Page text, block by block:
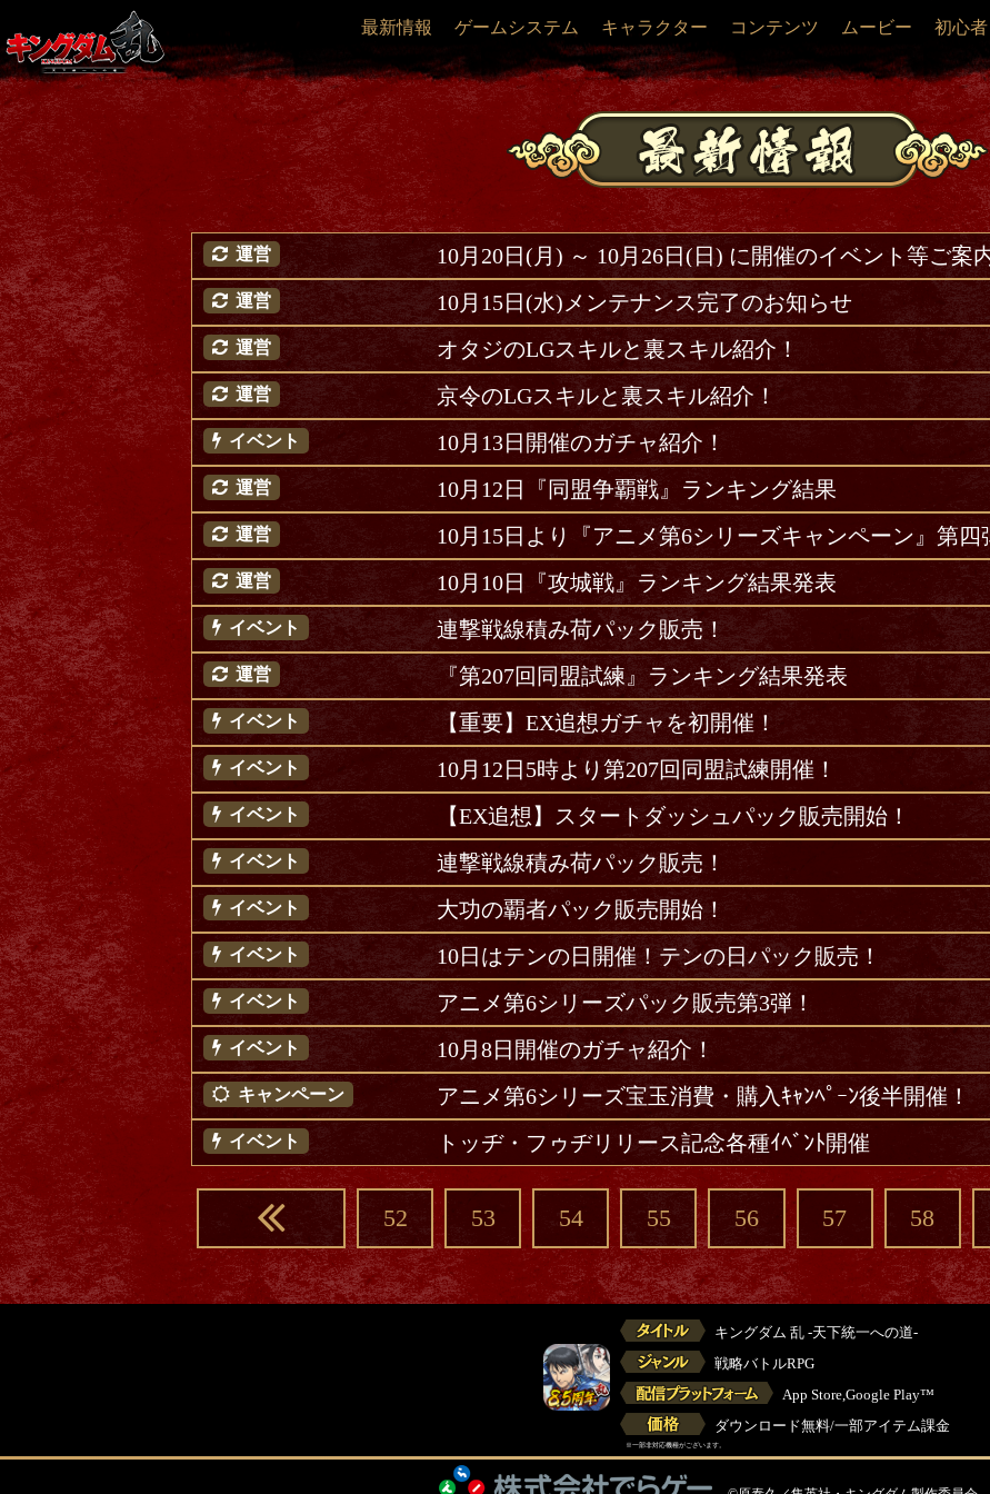
最新情報 ゲームシステム キャラクター コンテンツ ムービー 初心者
運営 10月20日(月) ～ 10月26日(日) に開催のイベント等ご案
運営 10月15日(水)メンテナンス完了のお知らせ
運営 オタジのLGスキルと裏スキル紹介！
運営 京令のLGスキルと裏スキル紹介！
イベント 10月13日開催のガチャ紹介！
運営 10月12日『同盟争覇戦』ランキング結果
運営 10月15日より『アニメ第6シリーズキャンペーン』第四
運営 10月10日『攻城戦』ランキング結果発表
イベント 連撃戦線積み荷パック販売！
運営 『第207回同盟試練』ランキング結果発表
イベント 【重要】EX追想ガチャを初開催！
イベント 10月12日5時より第207回同盟試練開催！
イベント 【EX追想】スタートダッシュパック販売開始！
イベント 連撃戦線積み荷パック販売！
イベント 大功の覇者パック販売開始！
イベント 10日はテンの日開催！テンの日パック販売！
イベント アニメ第6シリーズパック販売第3弾！
イベント 10月8日開催のガチャ紹介！
キャンペーン アニメ第6シリーズ宝玉消費・購入ｷｬﾝﾍﾟｰﾝ後半開催！
イベント トッヂ・フゥヂリリース記念各種ｲﾍﾞﾝﾄ開催
52 53 54 55 56 57 58
キングダム 乱 -天下統一への道-
戦略バトルRPG
App Store,Google Play™
ダウンロード無料/一部アイテム課金
※一部非対応機種がございます。